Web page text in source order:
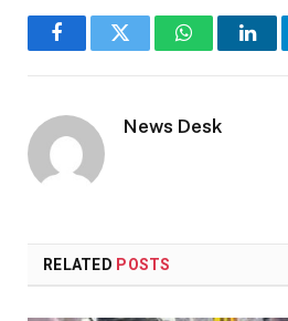
FacebookTwitter WhatsApp
News Desk
RELATED POSTS